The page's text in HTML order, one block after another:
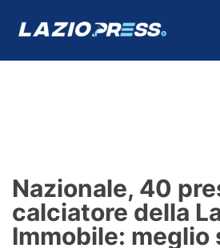
Formello
Infortuni
Nazionale, 40
calciatore della
Immobile: meglio